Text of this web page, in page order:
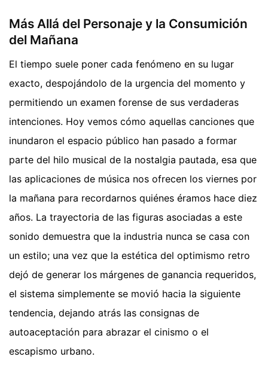
Más Allá del Personaje y la Consumición
del Mañana
El tiempo suele poner cada fenómeno en su lugar
exacto, despojándolo de la urgencia del momento y
permitiendo un examen forense de sus verdaderas
intenciones. Hoy vemos cómo aquellas canciones que
inundaron el espacio público han pasado a formar
parte del hilo musical de la nostalgia pautada, esa que
las aplicaciones de música nos ofrecen los viernes por
la mañana para recordarnos quiénes éramos hace diez
años. La trayectoria de las figuras asociadas a este
sonido demuestra que la industria nunca se casa con
un estilo; una vez que la estética del optimismo retro
dejó de generar los márgenes de ganancia requeridos,
el sistema simplemente se movió hacia la siguiente
tendencia, dejando atrás las consignas de
autoaceptación para abrazar el cinismo o el
escapismo urbano.